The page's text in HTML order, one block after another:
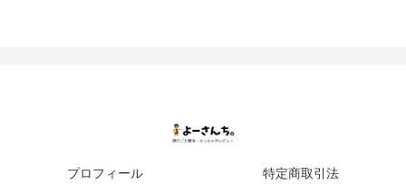
プロフィール 特定商取引法